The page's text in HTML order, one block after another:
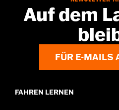
Protektoren
GARANTIE:
2 Jahre beschränkte
www.h-d.com/warranty
Jacket Style:Triple Vent
Cool
Auf dem
FÜR E-MAILS
FAHREN LERNEN